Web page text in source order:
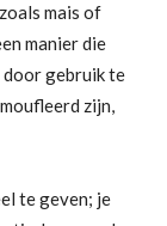
mais of
manier die
gebruik te
zijn,
te geven; je